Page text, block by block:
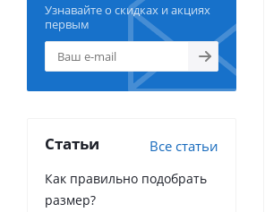
Узнавайте о скидках и акциях
первым
Статьи Все статьи
Как правильно подобрать
размер?